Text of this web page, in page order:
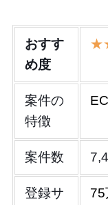
おすす
め度
案件の
特徴
案件数
登録サ
75